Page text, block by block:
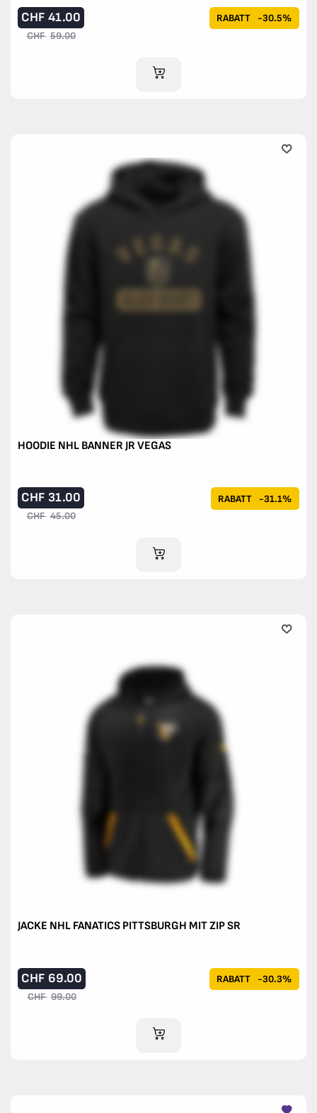
RABATT -30.5%
CHF 41.00
CHF 59.00
IM WARENKORB
HOODIE NHL BANNER JR VEGAS
RABATT -31.1%
CHF 31.00
CHF 45.00
IM WARENKORB
JACKE NHL FANATICS PITTSBURGH MIT ZIP SR
RABATT -30.3%
CHF 69.00
CHF 99.00
IM WARENKORB